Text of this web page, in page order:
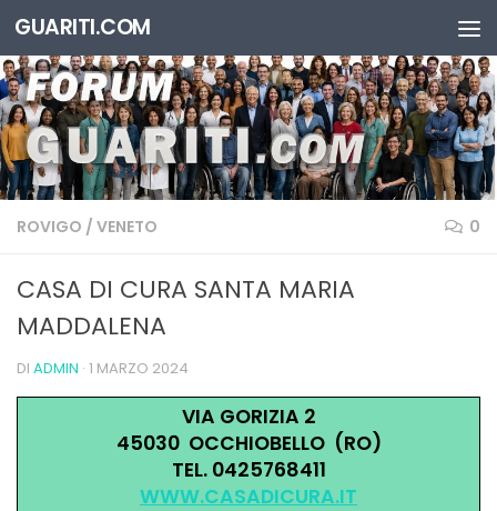
Salta al contenuto
GUARITI.COM
ROVIGO / VENETO 0
CASA DI CURA SANTA MARIA
MADDALENA
DI ADMIN · 1 MARZO 2024
VIA GORIZIA 2
45030 OCCHIOBELLO (RO)
TEL. 0425768411
WWW.CASADICURA.IT